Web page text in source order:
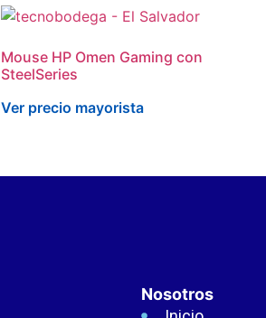
Mouse HP Omen Gaming con
SteelSeries
Ver precio mayorista
Nosotros